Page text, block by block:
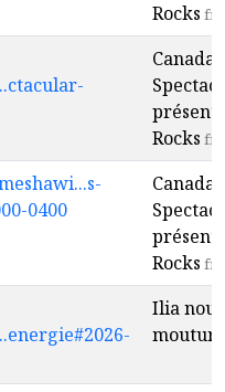
Rocks fr
Rocks fr
0400
Rocks fr
Ilia
mouture